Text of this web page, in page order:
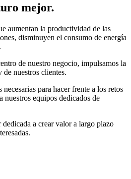
mejor.
aumentan la productividad de las
disminuyen el consumo de energía
de nuestro negocio, impulsamos la
nuestros clientes.
para hacer frente a los retos
nuestros equipos dedicados de
a crear valor a largo plazo